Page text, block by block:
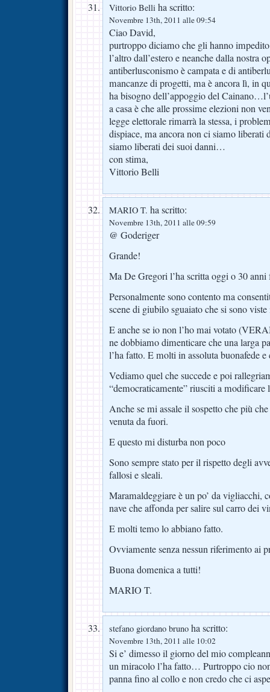
Vittorio Belli ha scritto:
Novembre 13th, 2011 alle 09:54
Ciao David,
purtroppo diciamo che gli hanno
l’altro dall’estero e neanche dalla nostra
antiberlusconismo è campata e di
mancanze di progetti, ma è ancora lì, in
ha bisogno dell’appoggio del
a casa è che alle prossime elezioni non
legge elettorale rimarrà la stessa, i
dispiace, ma ancora non ci siamo
siamo liberati dei suoi danni…
con stima,
Vittorio Belli
MARIO T. ha scritto:
Novembre 13th, 2011 alle 09:59
@ Goderiger
Grande!
Ma De Gregori l’ha scritta oggi o 30 anni
Personalmente sono contento ma
scene di giubilo sguaiato che si sono
E anche se io non l’ho mai votato
ne dobbiamo dimenticare che una larga
l’ha fatto. E molti in assoluta buonafede e
Vediamo quel che succede e poi
“democraticamente” riusciti a modificare
Anche se mi assale il sospetto che più
venuta da fuori.
E questo mi disturba non poco
Sono sempre stato per il rispetto degli
fallosi e sleali.
Maramaldeggiare è un po’ da vigliacchi,
nave che affonda per salire sul carro dei
E molti temo lo abbiano fatto.
Ovviamente senza nessun riferimento ai
Buona domenica a tutti!
MARIO T.
stefano giordano bruno ha scritto:
Novembre 13th, 2011 alle 10:02
Si e’ dimesso il giorno del mio
un miracolo l’ha fatto… Purtroppo cio
panna fino al collo e non credo che ci